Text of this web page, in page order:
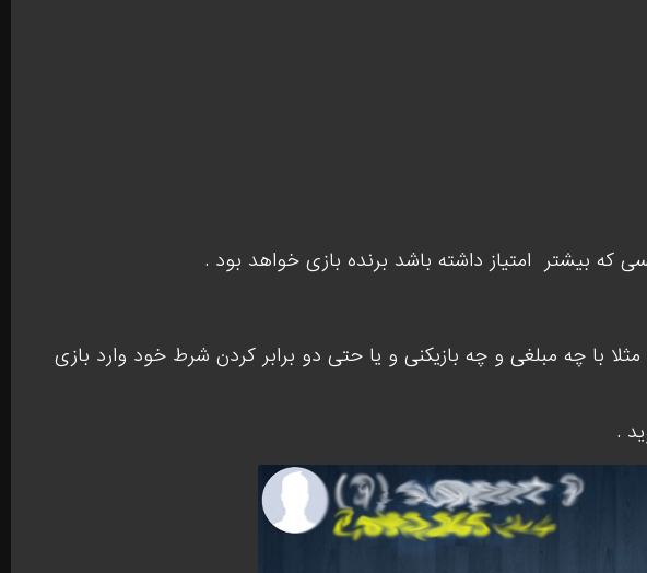
که بیشتر امتیاز داشته باشد برنده بازی خواهد بود .
با چه مبلغی و چه بازیکنی و یا حتی دو برابر کردن شرط خود وارد بازی
.